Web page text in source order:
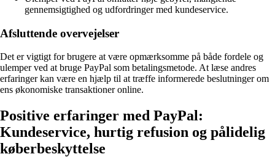
gennemsigtighed og udfordringer med kundeservice.
Afsluttende overvejelser
Det er vigtigt for brugere at være opmærksomme på både fordele og
ulemper ved at bruge PayPal som betalingsmetode. At læse andres
erfaringer kan være en hjælp til at træffe informerede beslutninger om
ens økonomiske transaktioner online.
Positive erfaringer med PayPal:
Kundeservice, hurtig refusion og pålidelig
køberbeskyttelse